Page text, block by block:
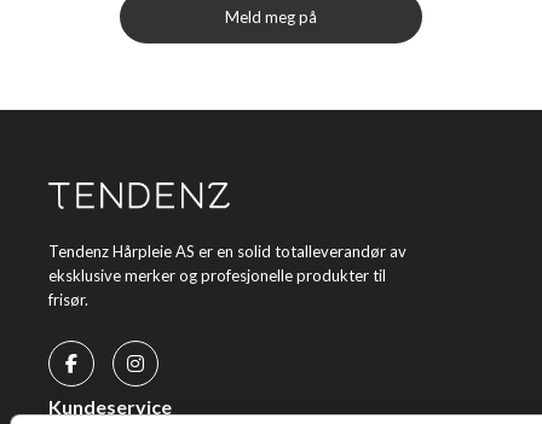
Meld meg på
Tendenz Hårpleie AS er en solid totalleverandør av
eksklusive merker og profesjonelle produkter til
frisør.
Kundeservice